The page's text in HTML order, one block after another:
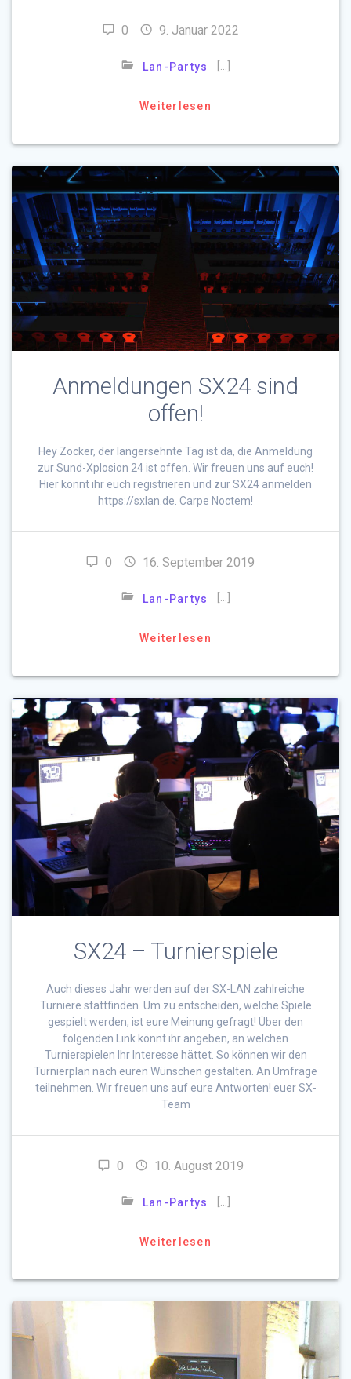
0 9. Januar 2022
Lan-Partys
Weiterlesen
Anmeldungen SX24 sind
offen!
Hey Zocker, der langersehnte Tag ist da, die Anmeldung
zur Sund-Xplosion 24 ist offen. Wir freuen uns auf euch!
Hier könnt ihr euch registrieren und zur SX24 anmelden
https://sxlan.de. Carpe Noctem!
0 16. September 2019
Lan-Partys […]
Weiterlesen
SX24 – Turnierspiele
Auch dieses Jahr werden auf der SX-LAN zahlreiche
Turniere stattfinden. Um zu entscheiden, welche Spiele
gespielt werden, ist eure Meinung gefragt! Über den
folgenden Link könnt ihr angeben, an welchen
Turnierspielen Ihr Interesse hättet. So können wir den
Turnierplan nach euren Wünschen gestalten. An Umfrage
teilnehmen. Wir freuen uns auf eure Antworten! euer SX-
Team
0 10. August 2019
Lan-Partys
Weiterlesen